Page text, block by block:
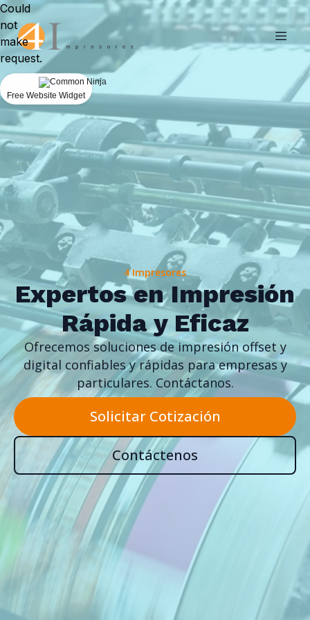
4 Impresores
Expertos en Impresión
Rápida y Eficaz
Ofrecemos soluciones de impresión offset y
digital confiables y rápidas para empresas y
particulares. Contáctanos.
Solicitar Cotización
Contáctenos
Could
not
make
request.
Free Website Widget